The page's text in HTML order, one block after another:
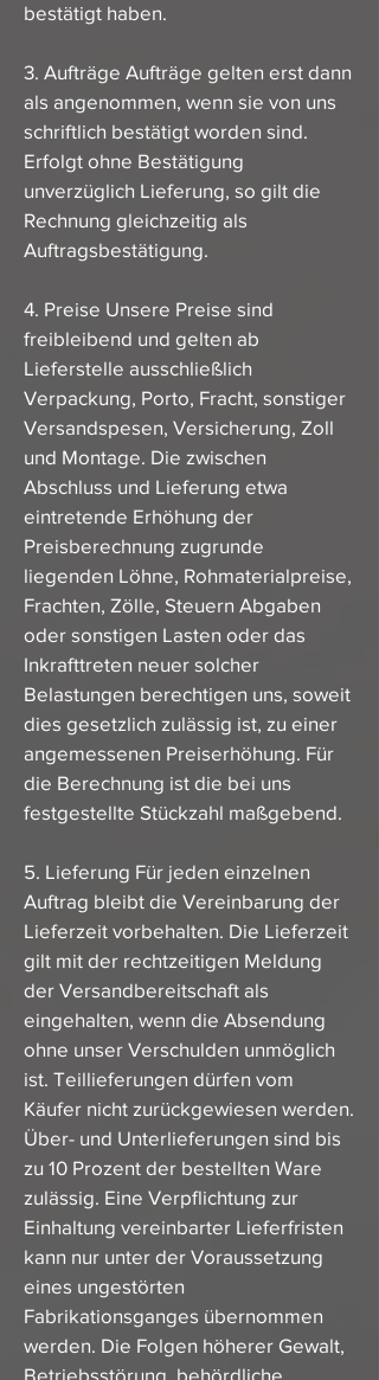
bestätigt haben.
3. Aufträge Aufträge gelten erst dann
als angenommen, wenn sie von uns
schriftlich bestätigt worden sind.
Erfolgt ohne Bestätigung
unverzüglich Lieferung, so gilt die
Rechnung gleichzeitig als
Auftragsbestätigung.
4. Preise Unsere Preise sind
freibleibend und gelten ab
Lieferstelle ausschließlich
Verpackung, Porto, Fracht, sonstiger
Versandspesen, Versicherung, Zoll
und Montage. Die zwischen
Abschluss und Lieferung etwa
eintretende Erhöhung der
Preisberechnung zugrunde
liegenden Löhne, Rohmaterialpreise,
Frachten, Zölle, Steuern Abgaben
oder sonstigen Lasten oder das
Inkrafttreten neuer solcher
Belastungen berechtigen uns, soweit
dies gesetzlich zulässig ist, zu einer
angemessenen Preiserhöhung. Für
die Berechnung ist die bei uns
festgestellte Stückzahl maßgebend.
5. Lieferung Für jeden einzelnen
Auftrag bleibt die Vereinbarung der
Lieferzeit vorbehalten. Die Lieferzeit
gilt mit der rechtzeitigen Meldung
der Versandbereitschaft als
eingehalten, wenn die Absendung
ohne unser Verschulden unmöglich
ist. Teillieferungen dürfen vom
Käufer nicht zurückgewiesen werden.
Über- und Unterlieferungen sind bis
zu 10 Prozent der bestellten Ware
zulässig. Eine Verpflichtung zur
Einhaltung vereinbarter Lieferfristen
kann nur unter der Voraussetzung
eines ungestörten
Fabrikationsganges übernommen
werden. Die Folgen höherer Gewalt,
Betriebsstörung, behördliche